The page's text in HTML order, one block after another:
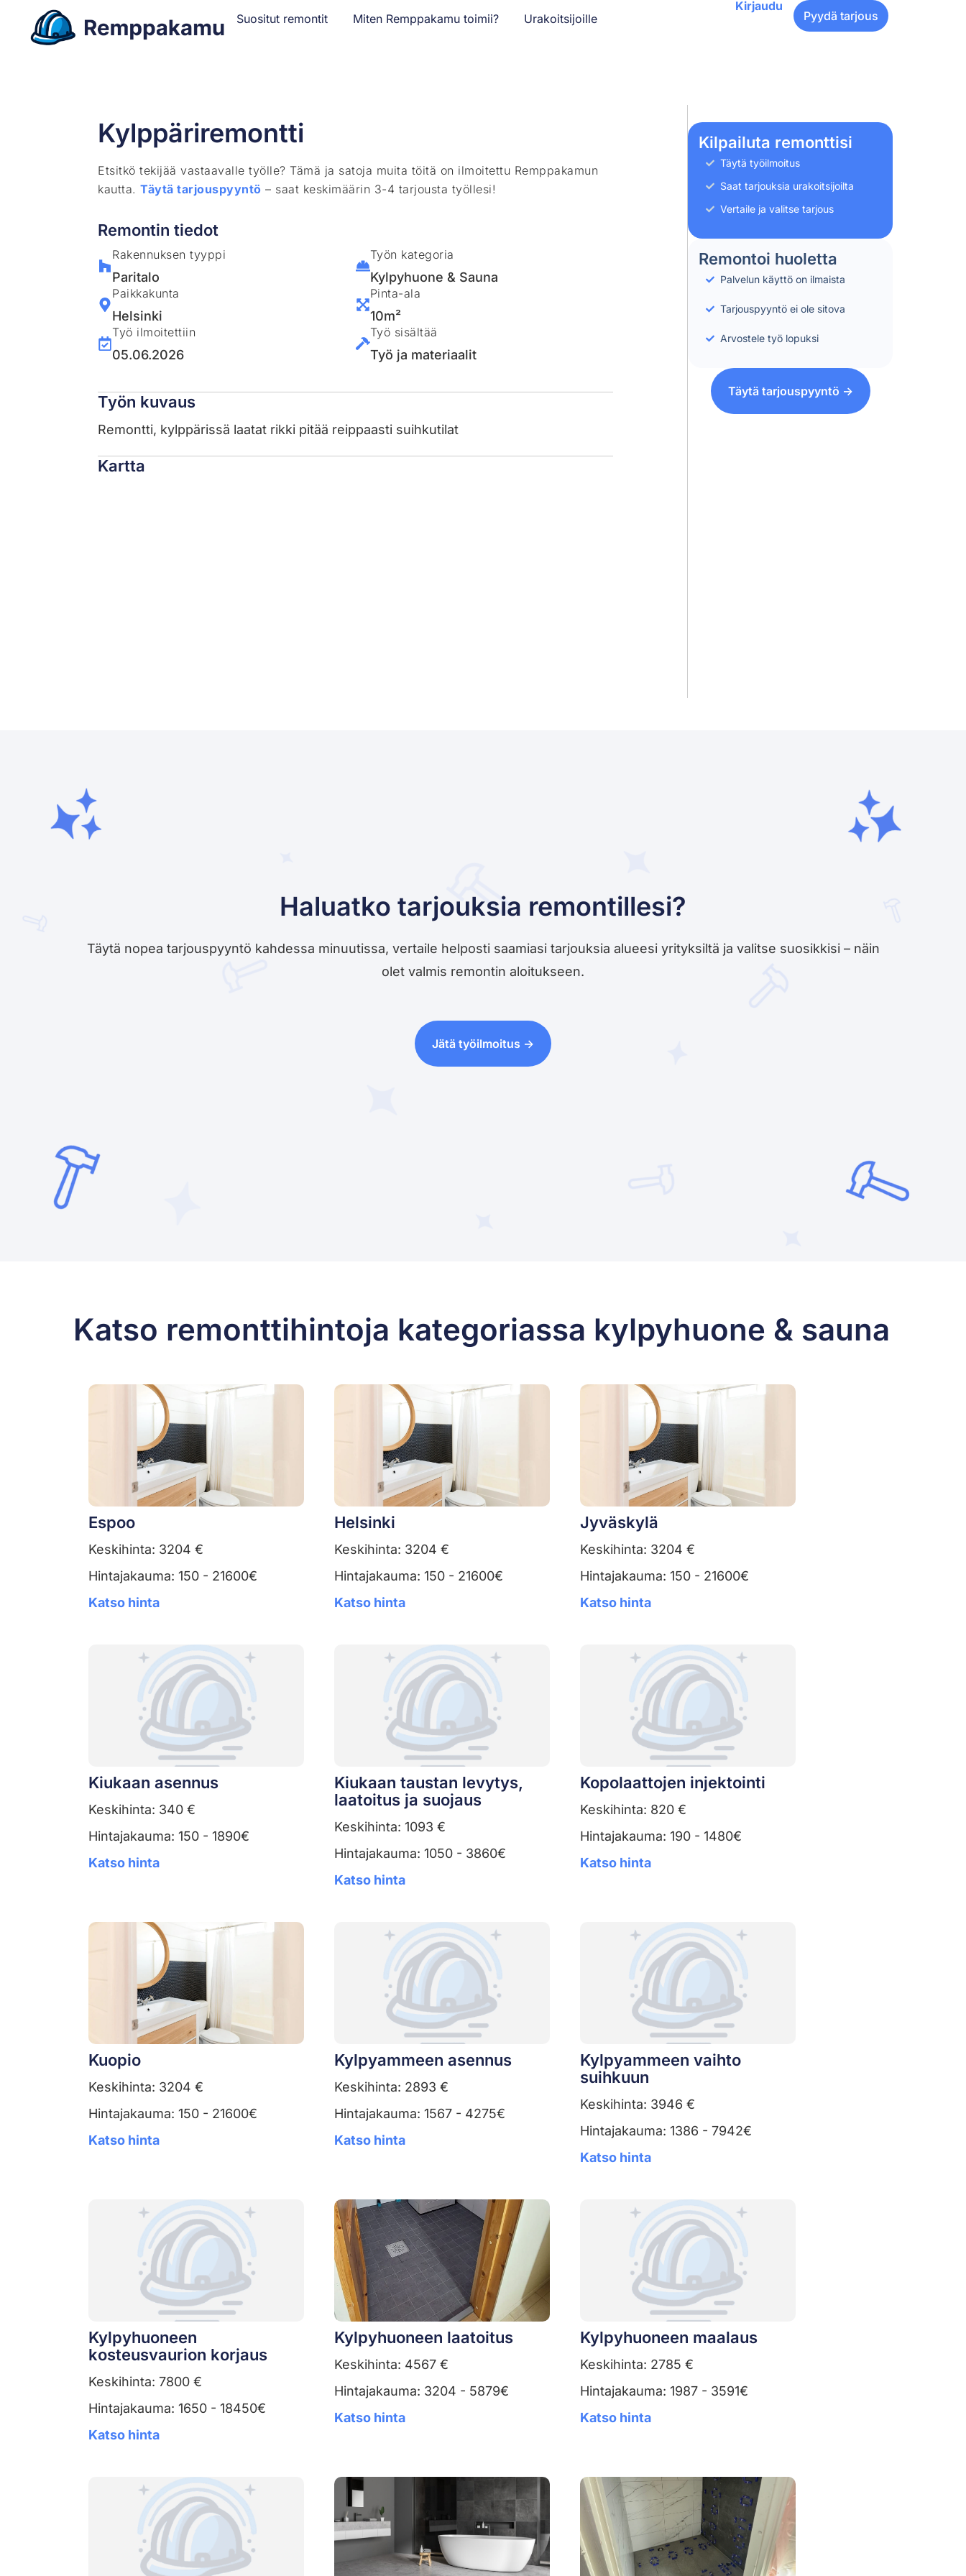
Suositut remontit Miten Remppakamu toimii? Urakoitsijoille
Kirjaudu
Pyydä tarjous
Kylppäriremontti
Etsitkö tekijää vastaavalle työlle? Tämä ja satoja muita töitä on ilmoitettu Remppakamun
kautta.Täytä tarjouspyyntö – saat keskimäärin 3-4 tarjousta työllesi!
Remontin tiedot
Rakennuksen tyyppi
Paritalo
Paikkakunta
Helsinki
Työ ilmoitettiin
05.06.2026
Työn kategoria
Kylpyhuone & Sauna
Pinta-ala
10m²
Työ sisältää
Työ ja materiaalit
Työn kuvaus
Remontti, kylppärissä laatat rikki pitää reippaasti suihkutilat
Kartta
Kilpailuta remonttisi
Täytä työilmoitus
Saat tarjouksia urakoitsijoilta
Vertaile ja valitse tarjous
Remontoi huoletta
Palvelun käyttö on ilmaista
Tarjouspyyntö ei ole sitova
Arvostele työ lopuksi
Täytä tarjouspyyntö ->
Haluatko tarjouksia remontillesi?
Täytä nopea tarjouspyyntö kahdessa minuutissa, vertaile helposti saamiasi tarjouksia alueesi yrityksiltä ja valitse suosikkisi – näin
olet valmis remontin aloitukseen.
Jätä työilmoitus ->
Katso remonttihintoja kategoriassa kylpyhuone & sauna
Espoo
Keskihinta: 3204 €
Hintajakauma: 150 - 21600€
Katso hinta
Helsinki
Keskihinta: 3204 €
Hintajakauma: 150 - 21600€
Katso hinta
Jyväskylä
Keskihinta: 3204 €
Hintajakauma: 150 - 21600€
Katso hinta
Kiukaan asennus
Keskihinta: 340 €
Hintajakauma: 150 - 1890€
Katso hinta
Kiukaan taustan levytys,
laatoitus ja suojaus
Keskihinta: 1093 €
Hintajakauma: 1050 - 3860€
Katso hinta
Kopolaattojen injektointi
Keskihinta: 820 €
Hintajakauma: 190 - 1480€
Katso hinta
Kuopio
Keskihinta: 3204 €
Hintajakauma: 150 - 21600€
Katso hinta
Kylpyammeen asennus
Keskihinta: 2893 €
Hintajakauma: 1567 - 4275€
Katso hinta
Kylpyammeen vaihto
suihkuun
Keskihinta: 3946 €
Hintajakauma: 1386 - 7942€
Katso hinta
Kylpyhuoneen
kosteusvaurion korjaus
Keskihinta: 7800 €
Hintajakauma: 1650 - 18450€
Katso hinta
Kylpyhuoneen laatoitus
Keskihinta: 4567 €
Hintajakauma: 3204 - 5879€
Katso hinta
Kylpyhuoneen maalaus
Keskihinta: 2785 €
Hintajakauma: 1987 - 3591€
Katso hinta